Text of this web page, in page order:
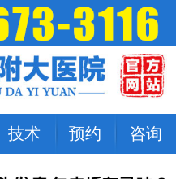
技术 预约 咨询